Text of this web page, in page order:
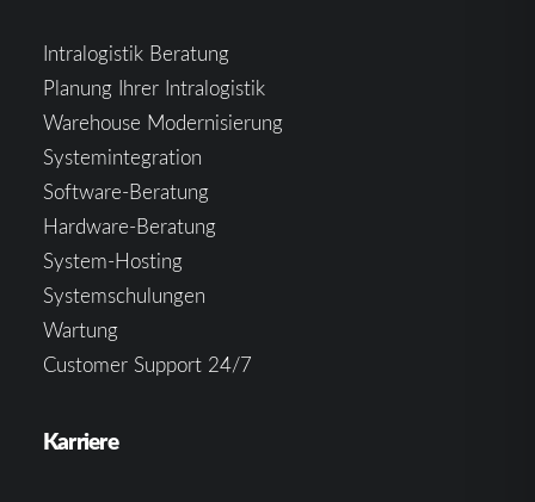
Intralogistik Beratung
Planung Ihrer Intralogistik
Warehouse Modernisierung
Systemintegration
Software-Beratung
Hardware-Beratung
System-Hosting
Systemschulungen
Wartung
Customer Support 24/7
Karriere